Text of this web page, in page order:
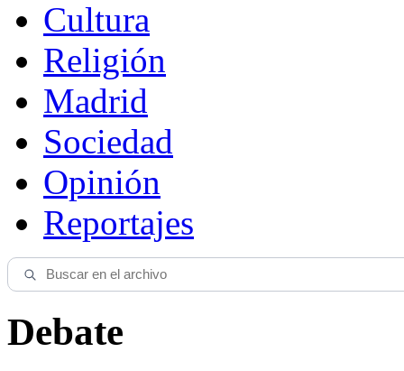
Cultura
Religión
Madrid
Sociedad
Opinión
Reportajes
Debate